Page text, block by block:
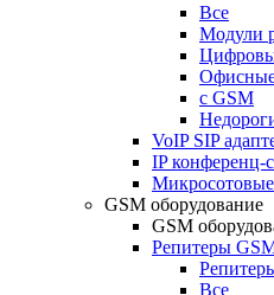
Все
Модули
с GSM
VoIP SIP
IP конференц-
GSM оборудование
GSM
Репитеры
Все